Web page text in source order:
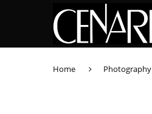
Home Photography